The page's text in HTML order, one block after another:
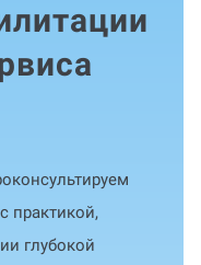
практикой,
глубокой